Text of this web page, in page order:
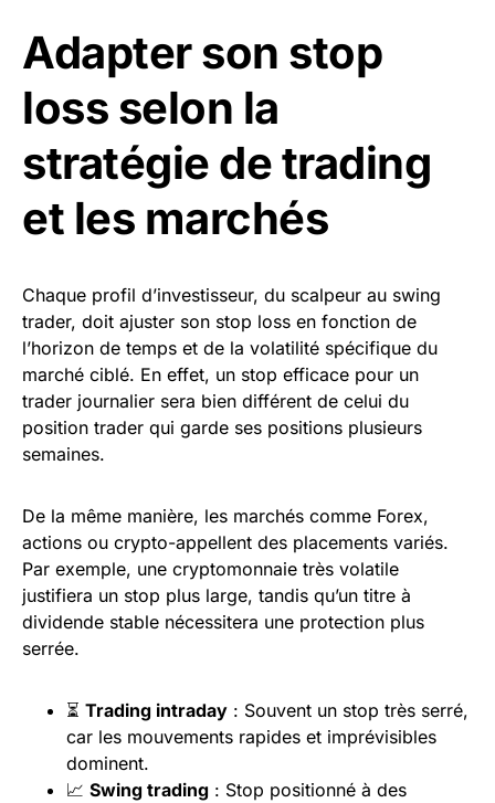
Adapter son stop
loss selon la
stratégie de trading
et les marchés
Chaque profil d’investisseur, du scalpeur au swing
trader, doit ajuster son stop loss en fonction de
l’horizon de temps et de la volatilité spécifique du
marché ciblé. En effet, un stop efficace pour un
trader journalier sera bien différent de celui du
position trader qui garde ses positions plusieurs
semaines.
De la même manière, les marchés comme Forex,
actions ou crypto-appellent des placements variés.
Par exemple, une cryptomonnaie très volatile
justifiera un stop plus large, tandis qu’un titre à
dividende stable nécessitera une protection plus
serrée.
⏳ Trading intraday : Souvent un stop très serré,
car les mouvements rapides et imprévisibles
dominent.
📈 Swing trading : Stop positionné à des